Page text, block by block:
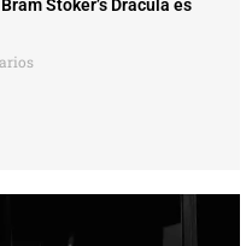
Stoker’s Dracula es